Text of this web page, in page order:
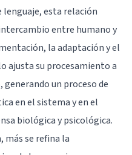
lenguaje, esta relación
entre humano y
la adaptación y el
ajusta su procesamiento a
un proceso de
en el sistema y en el
biológica y psicológica.
más se refina la